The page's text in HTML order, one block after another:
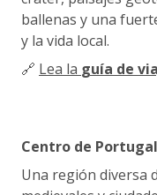
ballenas y una
y la vida local.
🔗 Lea la guía de
Centro de Portugal
Una región diversa